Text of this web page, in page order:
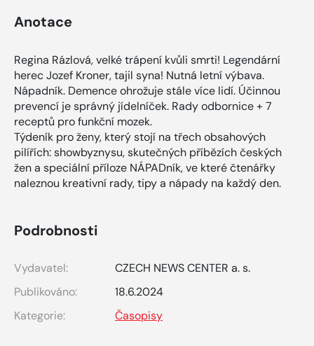
Anotace
Regina Rázlová, velké trápení kvůli smrti! Legendární
herec Jozef Kroner, tajil syna! Nutná letní výbava.
Nápadník. Demence ohrožuje stále více lidí. Účinnou
prevencí je správný jídelníček. Rady odbornice + 7
receptů pro funkční mozek.
Týdeník pro ženy, který stojí na třech obsahových
pilířích: showbyznysu, skutečných příbězích českých
žen a speciální příloze NÁPADník, ve které čtenářky
naleznou kreativní rady, tipy a nápady na každý den.
Podrobnosti
Vydavatel:
CZECH NEWS CENTER a. s.
Publikováno:
18.6.2024
Kategorie:
Časopisy